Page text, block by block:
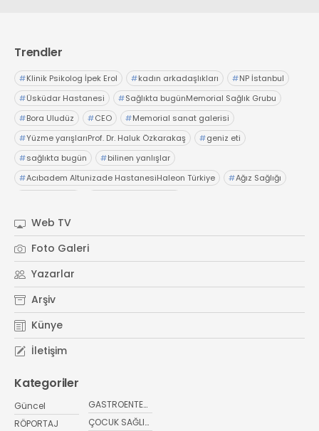
Trendler
#Klinik Psikolog İpek Erol #kadın arkadaşlıkları #NP İstanbul
#Üsküdar Hastanesi #Sağlıkta bugünMemorial Sağlık Grubu
#Bora Uludüz #CEO #Memorial sanat galerisi
#Yüzme yarışlarıProf. Dr. Haluk Özkarakaş #geniz eti
#sağlıkta bugün #bilinen yanlışlar
#Acıbadem Altunizade HastanesiHaleon Türkiye #Ağız Sağlığı
# Kristin Aslaner ArasUzm. Dyt. Büşra Şen
#Memorial Ataşehir Hastanesi
# yaz ayları kritik öneri
Web TV
Foto Galeri
Yazarlar
Arşiv
Künye
İletişim
Kategoriler
Güncel
RÖPORTAJ
GASTROENTEROLOJİ
ÇOCUK SAĞLIĞI VE HASTALIKLARI
ÇOCUK SAĞLIĞI VE HASTALIKLARI
GENEL CERRAHİ
SENDİKALAR
GÖGÜS HASTALIKLARI
DERMATOLOJİ
ENDOKRİNOLOJİ
KADIN HASTALIKLARI VE DOĞUM